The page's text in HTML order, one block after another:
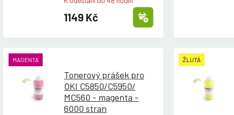
1149 Kč
MAGENTA
Tonerový prášek pro
OKI C5850/C5950/
MC560 - magenta -
6000 stran
ŽLUTÁ